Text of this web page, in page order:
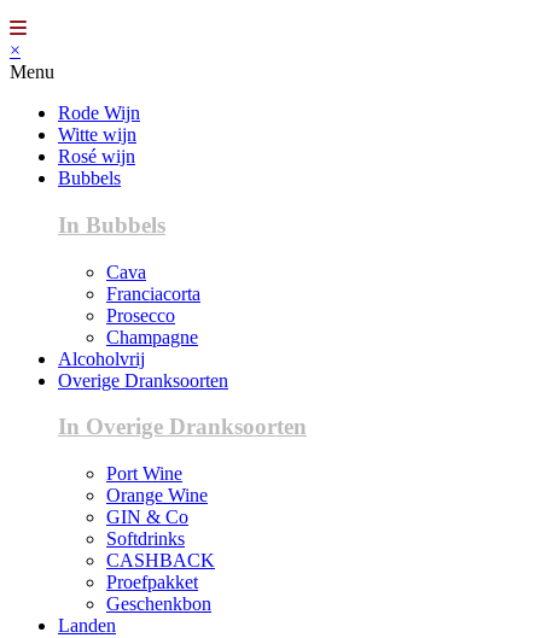
×
Menu
Rode Wijn
Witte wijn
Rosé wijn
Bubbels
In Bubbels
Cava
Franciacorta
Prosecco
Champagne
Alcoholvrij
Overige Dranksoorten
In Overige Dranksoorten
Port Wine
Orange Wine
GIN & Co
Softdrinks
CASHBACK
Proefpakket
Geschenkbon
Landen